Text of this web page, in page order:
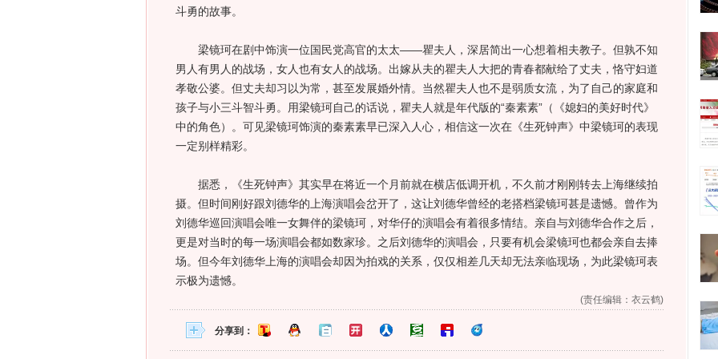
斗勇的故事。
梁镜珂在剧中饰演一位国民党高官的太太——瞿夫人，深居简出一心想着相夫教子。但孰不知
男人有男人的战场，女人也有女人的战场。出嫁从夫的瞿夫人大把的青春都献给了丈夫，恪守妇道
孝敬公婆。但丈夫却习以为常，甚至发展婚外情。当然瞿夫人也不是弱质女流，为了自己的家庭和
孩子与小三斗智斗勇。用梁镜珂自己的话说，瞿夫人就是年代版的“秦素素”（《媳妇的美好时代》
中的角色）。可见梁镜珂饰演的秦素素早已深入人心，相信这一次在《生死钟声》中梁镜珂的表现
一定别样精彩。
据悉，《生死钟声》其实早在将近一个月前就在横店低调开机，不久前才刚刚转去上海继续拍
摄。但时间刚好跟刘德华的上海演唱会岔开了，这让刘德华曾经的老搭档梁镜珂甚是遗憾。曾作为
刘德华巡回演唱会唯一女舞伴的梁镜珂，对华仔的演唱会有着很多情结。亲自与刘德华合作之后，
更是对当时的每一场演唱会都如数家珍。之后刘德华的演唱会，只要有机会梁镜珂也都会亲自去捧
场。但今年刘德华上海的演唱会却因为拍戏的关系，仅仅相差几天却无法亲临现场，为此梁镜珂表
示极为遗憾。
(责任编辑：衣云鹤)
分享到：